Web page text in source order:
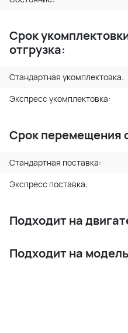
Срок
отгрузка:
Стандартная укомплектовка:
Экспресс укомплектовка:
Срок перемещения
Стандартная поставка:
Экспресс поставка:
Подходит на
Подходит на